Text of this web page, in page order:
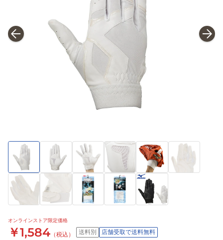
オンラインストア限定価格
￥1,584 （税込） 送料別 店舗受取で送料無料